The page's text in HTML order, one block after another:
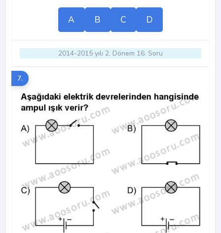
A B C D
2014-2015 yılı 2. Dönem 16. Soru
7.